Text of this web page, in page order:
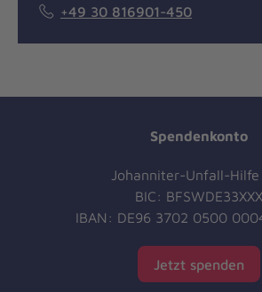
+49 30 816901-450
Spendenkonto
Johanniter-Unfall-Hilfe
BIC: BFSWDE33XXX
IBAN: DE96 3702 0500
Jetzt spenden